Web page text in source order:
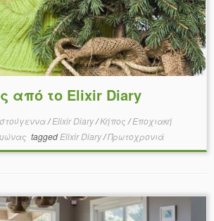
από το Elixir Diary
/Elixir Diary/Κήπος /Εποχιακή
tagged Elixir Diary/Πρωτοχρονιά